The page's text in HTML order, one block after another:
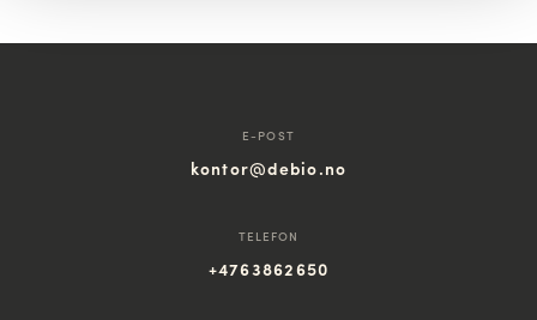
E-POST
kontor@debio.no
TELEFON
+4763862650